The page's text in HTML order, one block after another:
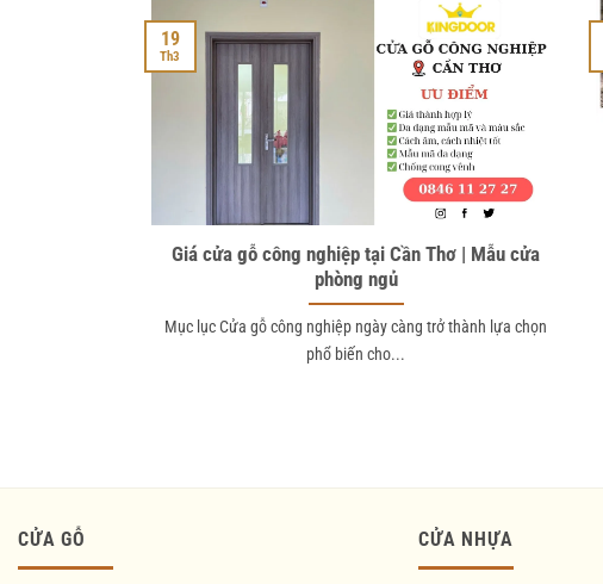
Giá cửa gỗ công nghiệp tại Cần Thơ | Mẫu cửa
phòng ngủ
Mục lục Cửa gỗ công nghiệp ngày càng trở thành lựa chọn
phổ biến cho...
19
Th3
CỬA GỖ CỬA NHỰA